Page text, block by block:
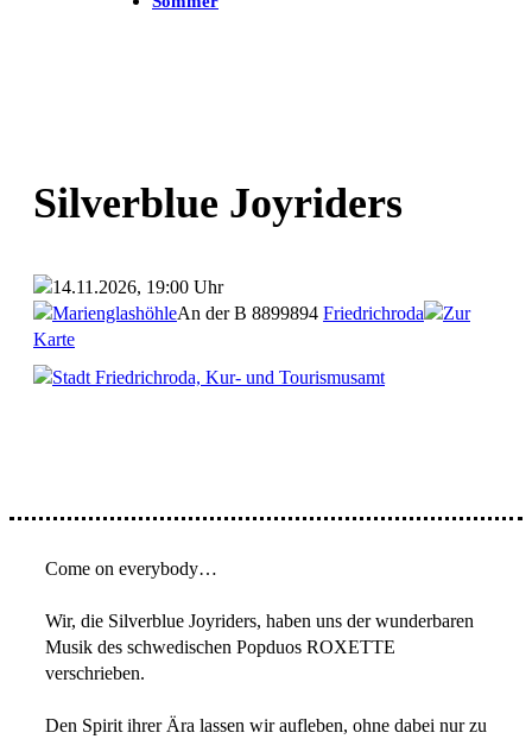
Silverblue Joyriders
14.11.2026, 19:00 Uhr
MarienglashöhleAn der B 8899894 Friedrichroda
Zur
Karte
Stadt Friedrichroda, Kur- und Tourismusamt
Come on everybody…
Wir, die Silverblue Joyriders, haben uns der wunderbaren
Musik des schwedischen Popduos ROXETTE
verschrieben.
Den Spirit ihrer Ära lassen wir aufleben, ohne dabei nur zu